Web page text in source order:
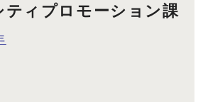
ティプロモーション課